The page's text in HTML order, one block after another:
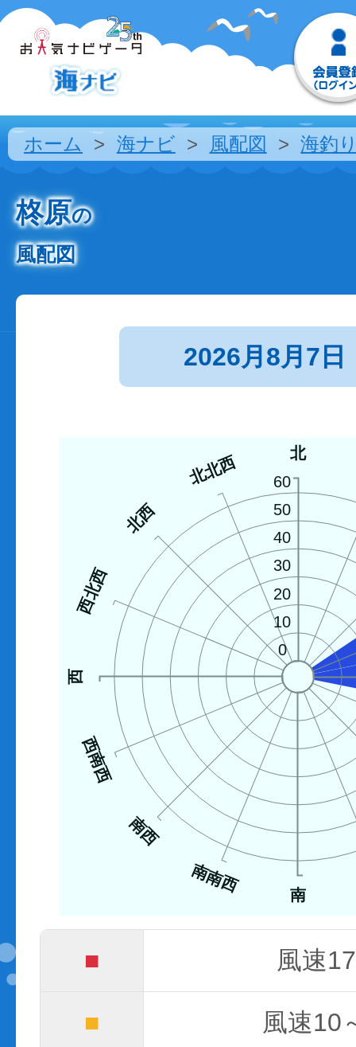
ホーム 海ナビ 風配図 海釣
柊原の
風配図
2026月8月7日
北
南
南南西
南西
西南西
西
西北西
北西
北北西
0
10
20
30
40
50
60
■ 風速
■ 風速10